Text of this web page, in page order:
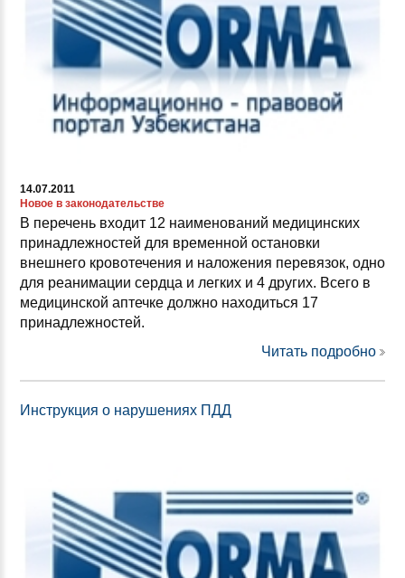
14.07.2011
Новое в законодательстве
В перечень входит 12 наименований медицинских
принадлежностей для временной остановки
внешнего кровотечения и наложения перевязок, одно
для реанимации сердца и легких и 4 других. Всего в
медицинской аптечке должно находиться 17
принадлежностей.
Читать подробно
Инструкция о нарушениях ПДД